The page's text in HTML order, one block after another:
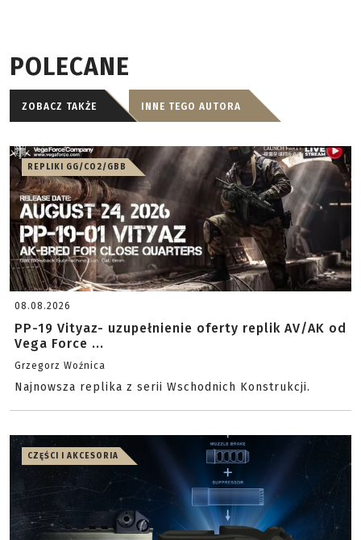
POLECANE
ZOBACZ TAKŻE INNE TEGO AUTORA
REPLIKI GG/CO2/GBB
08.08.2026
PP-19 Vityaz- uzupełnienie oferty replik AV/AK od
Vega Force ...
Grzegorz Woźnica
Najnowsza replika z serii Wschodnich Konstrukcji.
CZĘŚCI I AKCESORIA